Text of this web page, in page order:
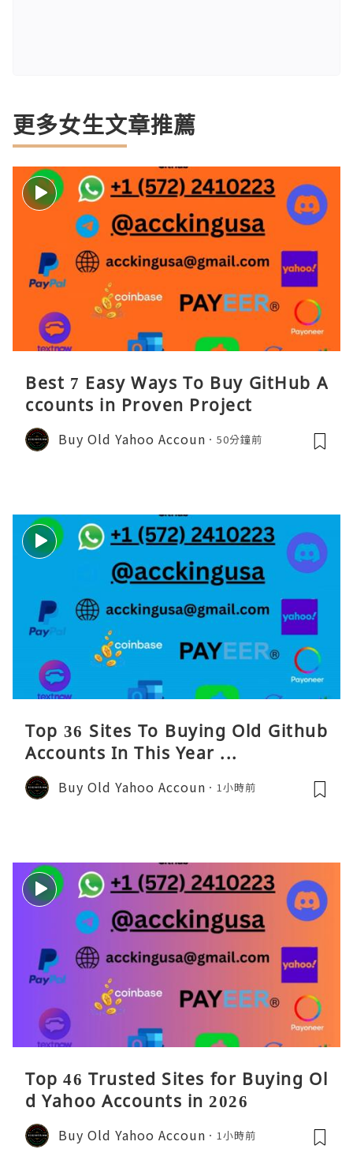
更多女生文章推薦
Best 7 Easy Ways To Buy GitHub A
ccounts in Proven Project
Buy Old Yahoo Accoun 50分鐘前
Top 36 Sites To Buying Old Github
Accounts In This Year ...
Buy Old Yahoo Accoun 1小時前
Top 46 Trusted Sites for Buying Ol
d Yahoo Accounts in 2026
Buy Old Yahoo Accoun 1小時前